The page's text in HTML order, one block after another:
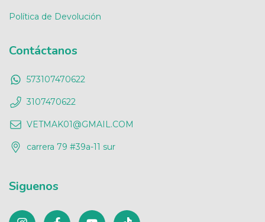
Política de Devolución
Contáctanos
573107470622
3107470622
VETMAK01@GMAIL.COM
carrera 79 #39a-11 sur
Siguenos